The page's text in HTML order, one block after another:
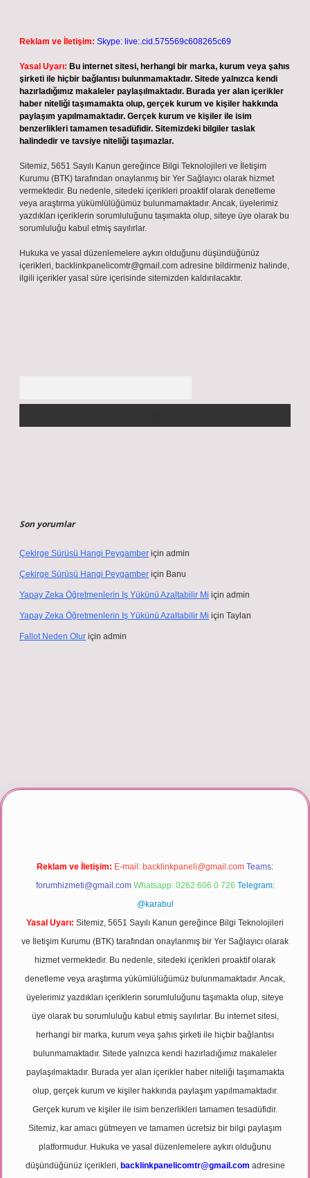
Reklam ve İletişim: Skype: live:.cid.575569c608265c69
Yasal Uyarı: Bu internet sitesi, herhangi bir marka, kurum veya şahıs
şirketi ile hiçbir bağlantısı bulunmamaktadır. Sitede yalnızca kendi
hazırladığımız makaleler paylaşılmaktadır. Burada yer alan içerikler
haber niteliği taşımamakta olup, gerçek kurum ve kişiler hakkında
paylaşım yapılmamaktadır. Gerçek kurum ve kişiler ile isim
benzerlikleri tamamen tesadüfidir. Sitemizdeki bilgiler taslak
halindedir ve tavsiye niteliği taşımazlar.
Sitemiz, 5651 Sayılı Kanun gereğince Bilgi Teknolojileri ve İletişim
Kurumu (BTK) tarafından onaylanmış bir Yer Sağlayıcı olarak hizmet
vermektedir. Bu nedenle, sitedeki içerikleri proaktif olarak denetleme
veya araştırma yükümlülüğümüz bulunmamaktadır. Ancak, üyelerimiz
yazdıkları içeriklerin sorumluluğunu taşımakta olup, siteye üye olarak bu
sorumluluğu kabul etmiş sayılırlar.
Hukuka ve yasal düzenlemelere aykırı olduğunu düşündüğünüz
içerikleri, backlinkpanelicomtr@gmail.com adresine bildirmeniz halinde,
ilgili içerikler yasal süre içerisinde sitemizden kaldırılacaktır.
Son yorumlar
Çekirge Sürüsü Hangi Peygamber için admin
Çekirge Sürüsü Hangi Peygamber için Banu
Yapay Zeka Öğretmenlerin Iş Yükünü Azaltabilir Mi için admin
Yapay Zeka Öğretmenlerin Iş Yükünü Azaltabilir Mi için Taylan
Fallot Neden Olur için admin
Reklam ve İletişim: E-mail: backlinkpaneli@gmail.com Teams:
forumhizmeti@gmail.com Whatsapp: 0262 606 0 726 Telegram:
@karabul
Yasal Uyarı: Sitemiz, 5651 Sayılı Kanun gereğince Bilgi Teknolojileri
ve İletişim Kurumu (BTK) tarafından onaylanmış bir Yer Sağlayıcı olarak
hizmet vermektedir. Bu nedenle, sitedeki içerikleri proaktif olarak
denetleme veya araştırma yükümlülüğümüz bulunmamaktadır. Ancak,
üyelerimiz yazdıkları içeriklerin sorumluluğunu taşımakta olup, siteye
üye olarak bu sorumluluğu kabul etmiş sayılırlar. Bu internet sitesi,
herhangi bir marka, kurum veya şahıs şirketi ile hiçbir bağlantısı
bulunmamaktadır. Sitede yalnızca kendi hazırladığımız makaleler
paylaşılmaktadır. Burada yer alan içerikler haber niteliği taşımamakta
olup, gerçek kurum ve kişiler hakkında paylaşım yapılmamaktadır.
Gerçek kurum ve kişiler ile isim benzerlikleri tamamen tesadüfidir.
Sitemiz, kar amacı gütmeyen ve tamamen ücretsiz bir bilgi paylaşım
platformudur. Hukuka ve yasal düzenlemelere aykırı olduğunu
düşündüğünüz içerikleri, backlinkpanelicomtr@gmail.com adresine